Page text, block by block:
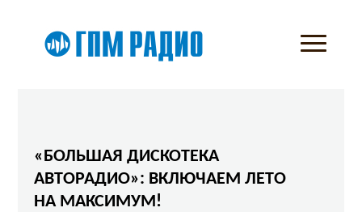
«БОЛЬШАЯ ДИСКОТЕКА
АВТОРАДИО»: ВКЛЮЧАЕМ ЛЕТО
НА МАКСИМУМ!